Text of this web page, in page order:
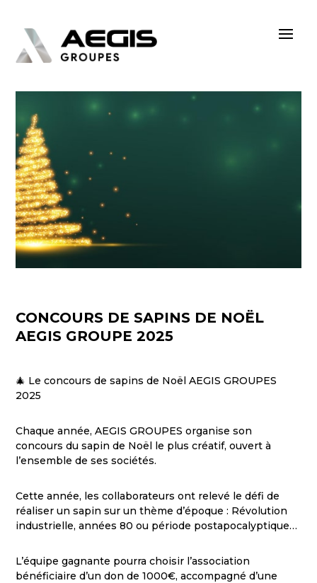
CONCOURS DE SAPINS DE NOËL
AEGIS GROUPE 2025
🎄 Le concours de sapins de Noël AEGIS GROUPES
2025
Chaque année, AEGIS GROUPES organise son
concours du sapin de Noël le plus créatif, ouvert à
l’ensemble de ses sociétés.
Cette année, les collaborateurs ont relevé le défi de
réaliser un sapin sur un thème d’époque : Révolution
industrielle, années 80 ou période postapocalyptique…
L’équipe gagnante pourra choisir l’association
bénéficiaire d’un don de 1000€, accompagné d’une